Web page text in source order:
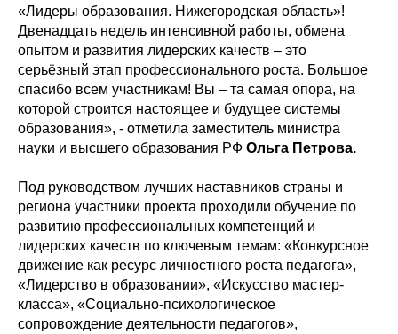
«Лидеры образования. Нижегородская область»!
Двенадцать недель интенсивной работы, обмена
опытом и развития лидерских качеств – это
серьёзный этап профессионального роста. Большое
спасибо всем участникам! Вы – та самая опора, на
которой строится настоящее и будущее системы
образования», - отметила заместитель министра
науки и высшего образования РФ Ольга Петрова.
Под руководством лучших наставников страны и
региона участники проекта проходили обучение по
развитию профессиональных компетенций и
лидерских качеств по ключевым темам: «Конкурсное
движение как ресурс личностного роста педагога»,
«Лидерство в образовании», «Искусство мастер-
класса», «Социально-психологическое
сопровождение деятельности педагогов»,